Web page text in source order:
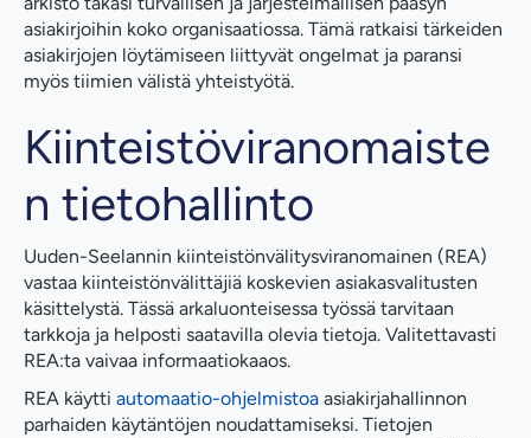
asiakirjoihin koko organisaatiossa. Tämä ratkaisi tärkeiden
asiakirjojen löytämiseen liittyvät ongelmat ja paransi
myös tiimien välistä yhteistyötä.
Kiinteistöviranomaiste
n tietohallinto
Uuden-Seelannin kiinteistönvälitysviranomainen (REA)
vastaa kiinteistönvälittäjiä koskevien asiakasvalitusten
käsittelystä. Tässä arkaluonteisessa työssä tarvitaan
tarkkoja ja helposti saatavilla olevia tietoja. Valitettavasti
REA:ta vaivaa informaatiokaaos.
REA käytti automaatio-ohjelmistoa asiakirjahallinnon
parhaiden käytäntöjen noudattamiseksi. Tietojen